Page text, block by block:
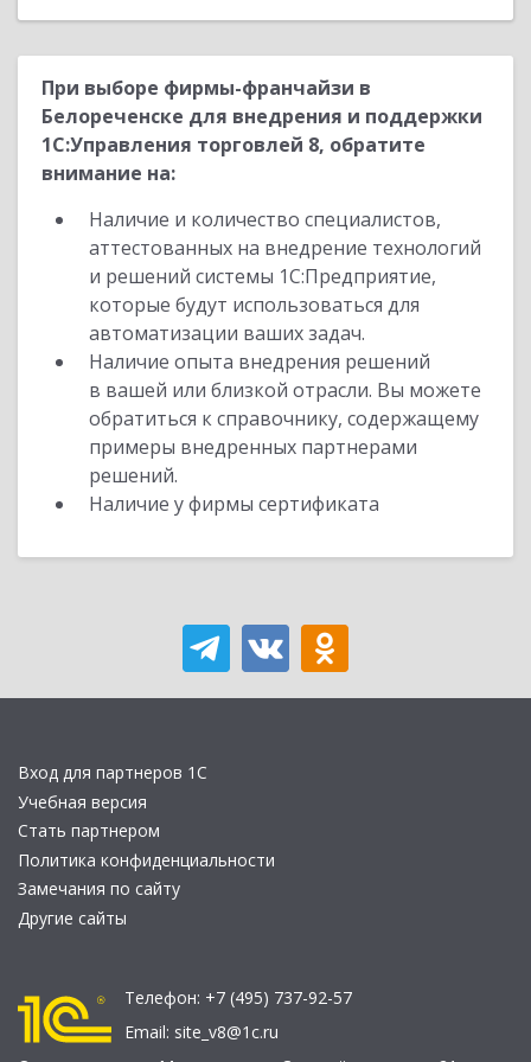
При выборе фирмы-франчайзи в
Белореченске для внедрения и поддержки
1С:Управления торговлей 8, обратите
внимание на:
Наличие и количество специалистов,
аттестованных на внедрение технологий
и решений системы 1С:Предприятие,
которые будут использоваться для
автоматизации ваших задач.
Наличие опыта внедрения решений
в вашей или близкой отрасли. Вы можете
обратиться к справочнику, содержащему
примеры внедренных партнерами
решений.
Наличие у фирмы сертификата
Вход для партнеров 1С
Учебная версия
Стать партнером
Политика конфиденциальности
Замечания по сайту
Другие сайты
Телефон: +7 (495) 737-92-57
Email: site_v8@1c.ru